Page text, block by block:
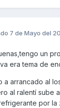
7 de Mayo del
un
era tema de
a arrancado al
al ralentí sube
por la